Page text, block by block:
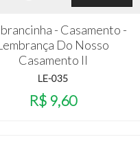
- Casamento -
Do Nosso
Casamento II
LE-035
R$ 9,60